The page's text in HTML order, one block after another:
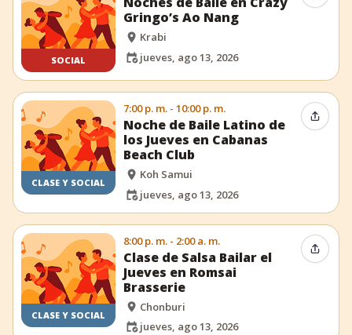
SOCIAL
Gringo’s Ao Nang
Krabi
jueves, ago 13, 2026
CLASE Y SOCIAL
7:00 p. m. - 10:00 p. m.
Noche de Baile Latino de
los Jueves en Cabanas
Beach Club
Koh Samui
jueves, ago 13, 2026
CLASE Y SOCIAL
8:00 p. m. - 2:00 a. m.
Clase de Salsa Bailar el
Jueves en Romsai
Brasserie
Chonburi
jueves, ago 13, 2026